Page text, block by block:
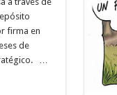
firma en
de
…